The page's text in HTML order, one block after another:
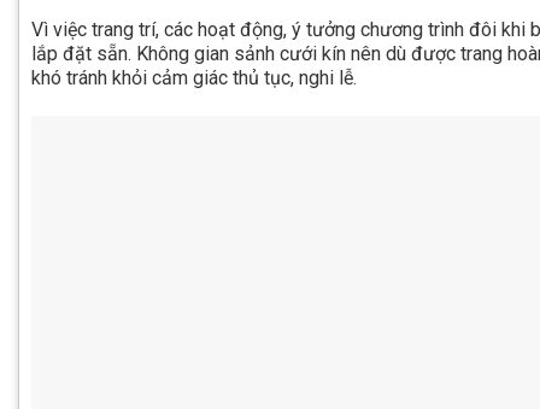
Vì việc trang trí, các hoạt động, ý tưởng chương trình đôi khi
lắp đặt sẵn. Không gian sảnh cưới kín nên dù được trang
khó tránh khỏi cảm giác thủ tục, nghi lễ.